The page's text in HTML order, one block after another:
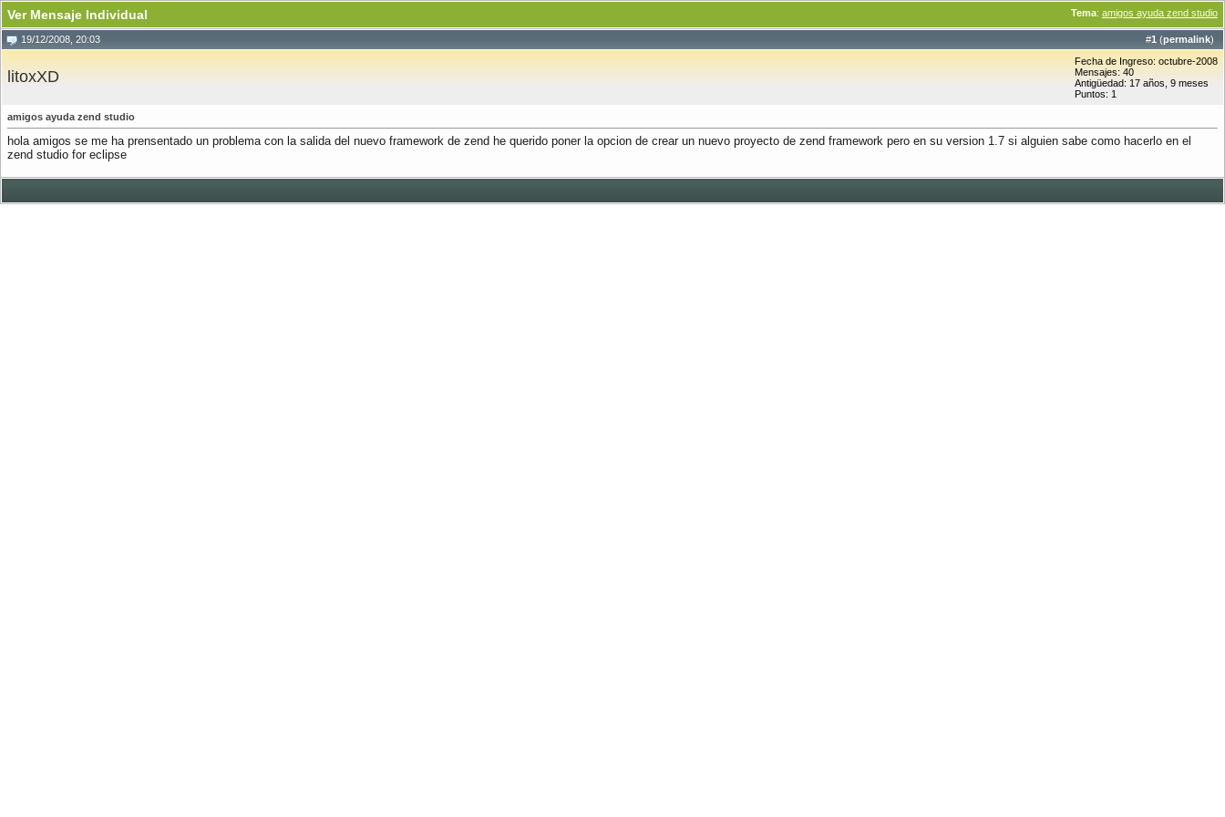
Tema: amigos ayuda zend studio
Ver Mensaje Individual
#1 (permalink)
19/12/2008, 20:03
litoxXD
Fecha de Ingreso: octubre-2008
Mensajes: 40
Antigüedad: 17 años, 9 meses
Puntos: 1
amigos ayuda zend studio
hola amigos se me ha prensentado un problema con la salida del nuevo framework de zend he querido poner la opcion de crear un nuevo proyecto de zend framework pero en su version 1.7 si alguien sabe como hacerlo en el
zend studio for eclipse